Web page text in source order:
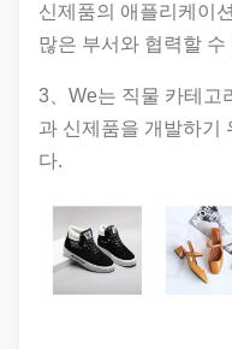
신제품의 애플리케이
많은 부서와 협력할 수
3、We는 직물 카테고
과 신제품을 개발하기
다.